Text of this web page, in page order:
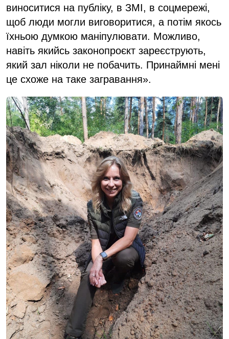
виноситися на публіку, в ЗМІ, в соцмережі,
щоб люди могли виговоритися, а потім якось
їхньою думкою маніпулювати. Можливо,
навіть якийсь законопроєкт зареєструють,
який зал ніколи не побачить. Принаймні мені
це схоже на таке загравання».